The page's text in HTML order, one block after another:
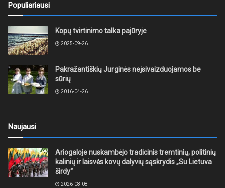
Populiariausi
Kopų tvirtinimo talka pajūryje
2025-09-26
Pakražantiškių Jurginės neįsivaizduojamos be
sūrių
2016-04-26
Naujausi
Ariogaloje nuskambėjo tradicinis tremtinių, politinių
kalinių ir laisvės kovų dalyvių sąskrydis „Su Lietuva
širdy“
2026-08-08